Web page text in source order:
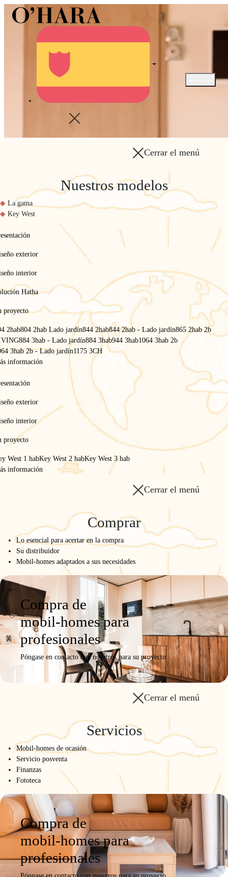
Abrir /
Cerrar el menú
Nuestros modelos
La gama
Key West
exterior
interior
Hatha
proyecto
2hab804 2hab Lado jardín844 2hab844 2hab - Lado jardín865 2hab 2b
884 3hab - Lado jardín884 3hab944 3hab1064 3hab 2b
3hab 2b - Lado jardín1175 3CH
información
exterior
interior
proyecto
West 1 habKey West 2 habKey West 3 hab
información
Cerrar el menú
Comprar
Lo esencial para acertar en la compra
Su distribuidor
Mobil-homes adaptados a sus necesidades
Compra de
mobil-homes para
profesionales
Póngase en contacto con nosotros para su proyecto
Cerrar el menú
Servicios
Mobil-homes de ocasión
Servicio posventa
Finanzas
Fototeca
Compra de
mobil-homes para
profesionales
Póngase en contacto con nosotros para su proyecto
INTUITION
Tendencias 2026 en mobil-homes
La gama Key West